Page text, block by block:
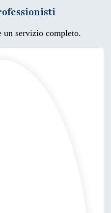
servizio completo.